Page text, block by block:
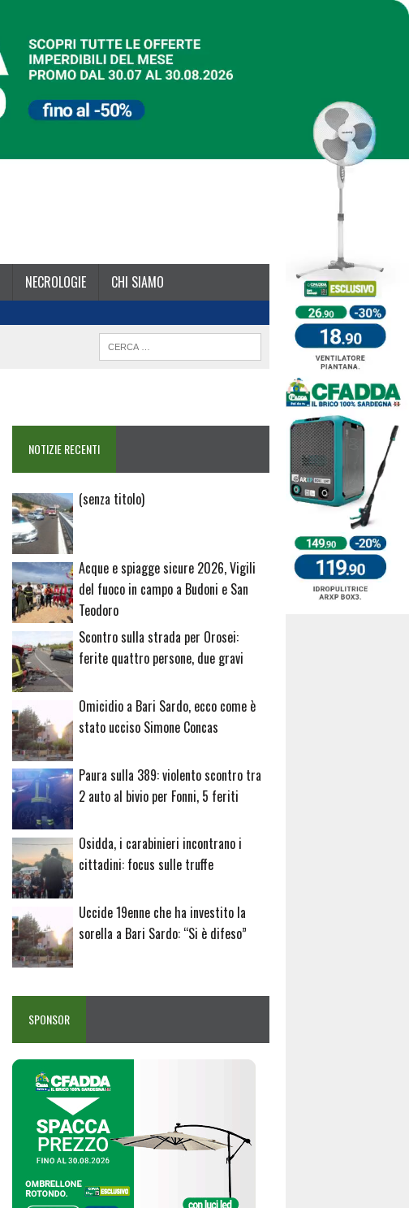
NECROLOGIE CHI SIAMO
NOTIZIE RECENTI
(senza titolo)Articolo
Acque e spiagge sicure 2026, Vigili
del fuoco in campo a Budoni e San
Teodoro
Scontro sulla strada per Orosei:
ferite quattro persone, due gravi
Omicidio a Bari Sardo, ecco come è
stato ucciso Simone Concas
Paura sulla 389: violento scontro tra
2 auto al bivio per Fonni, 5 feriti
Osidda, i carabinieri incontrano i
cittadini: focus sulle truffe
Uccide 19enne che ha investito la
sorella a Bari Sardo: “Si è difeso”
SPONSOR